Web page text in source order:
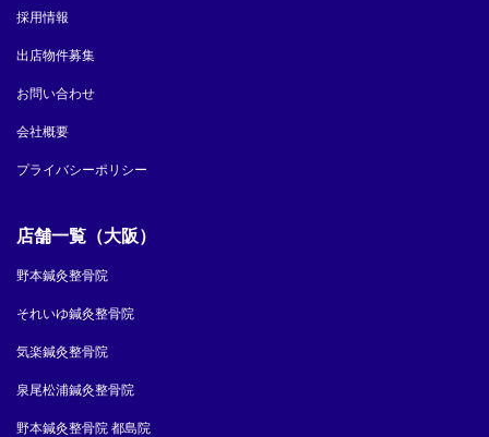
採用情報
出店物件募集
お問い合わせ
会社概要
プライバシーポリシー
店舗一覧（大阪）
野本鍼灸整骨院
それいゆ鍼灸整骨院
気楽鍼灸整骨院
泉尾松浦鍼灸整骨院
野本鍼灸整骨院 都島院